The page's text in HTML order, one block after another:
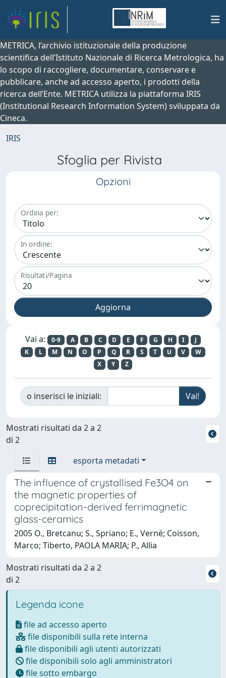
METRICA, l’archivio istituzionale della produzione
scientifica dell’Istituto Nazionale di Ricerca Metrologica, ha
lo scopo di raccogliere, documentare, conservare e
pubblicare, anche ad accesso aperto, i prodotti della
ricerca dell’Ente. METRICA utilizza la piattaforma IRIS
(Institutional Research Information System) sviluppata da
Cineca.
IRIS
Sfoglia per Rivista
Opzioni
Ordina per:
In ordine:
Risultati/Pagina
Vai a: 0-9 A B C D E F G H I
J
K
L M N O P Q R S T U V
W
X
Y Z
o inserisci le iniziali:
Mostrati risultati da 2 a 2
di 2
esporta metadati
The influence of crystallised Fe3O4 on
the magnetic properties of
coprecipitation-derived ferrimagnetic
glass-ceramics
2005 O., Bretcanu; S., Spriano; E., Verné; Coisson,
Marco; Tiberto, PAOLA MARIA; P., Allia
Mostrati risultati da 2 a 2
di 2
Legenda icone
file ad accesso aperto
file disponibili sulla rete interna
file disponibili agli utenti autorizzati
file disponibili solo agli amministratori
file sotto embargo